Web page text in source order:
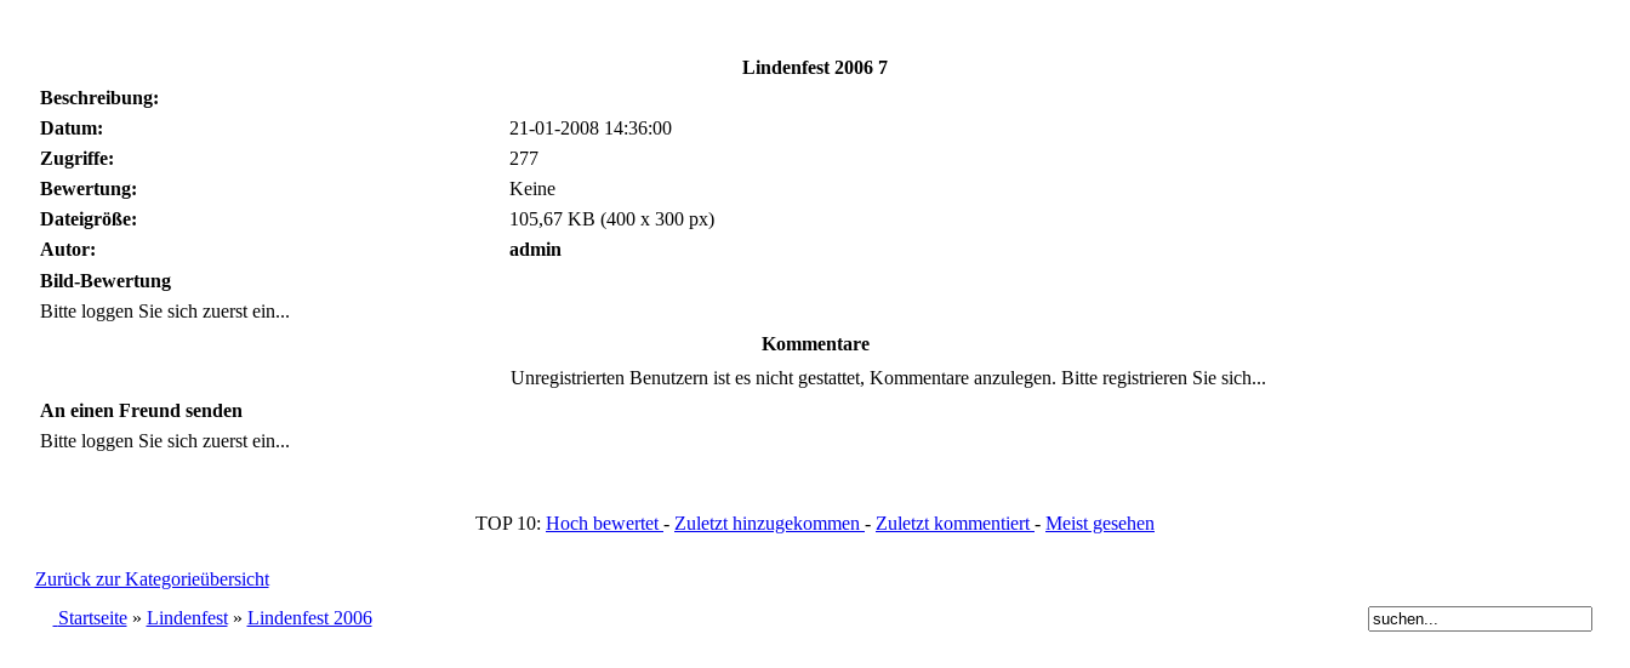
Lindenfest 2006 7
Beschreibung:
Datum:
21-01-2008 14:36:00
Zugriffe:
277
Bewertung:
Keine
Dateigröße:
105,67 KB (400 x 300 px)
Autor:
admin
Bild-Bewertung
Bitte loggen Sie sich zuerst ein...
Kommentare
Unregistrierten Benutzern ist es nicht gestattet, Kommentare anzulegen. Bitte registrieren Sie sich...
An einen Freund senden
Bitte loggen Sie sich zuerst ein...
TOP 10: Hoch bewertet - Zuletzt hinzugekommen - Zuletzt kommentiert - Meist gesehen
Zurück zur Kategorieübersicht
Startseite» Lindenfest» Lindenfest 2006